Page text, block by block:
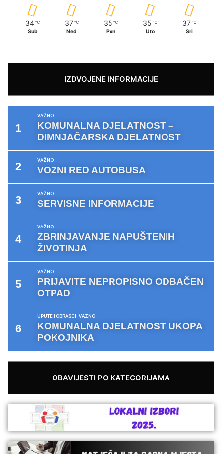
34 ℃
Sub
37 ℃
Ned
35 ℃
Pon
35 ℃
Uto
37 ℃
Sri
IZDVOJENE INFORMACIJE
VAŽNO
KOMUNALNA DJELATNOST –
DIMNJAČARSKA DJELATNOST
VAŽNO
VOZNI RED AUTOBUSA
VAŽNO
SERVISNE INFORMACIJE
VAŽNO
ZBRINJAVANJE NAPUŠTENIH
ŽIVOTINJA
VAŽNO
PRIJAVITE NEPROPISNO ODBAČEN
OTPAD
UPUTE I OBRASCI VAŽNO
KOMUNALNA DJELATNOST UKOPA
POKOJNIKA
OBAVIJESTI PO KATEGORIJAMA